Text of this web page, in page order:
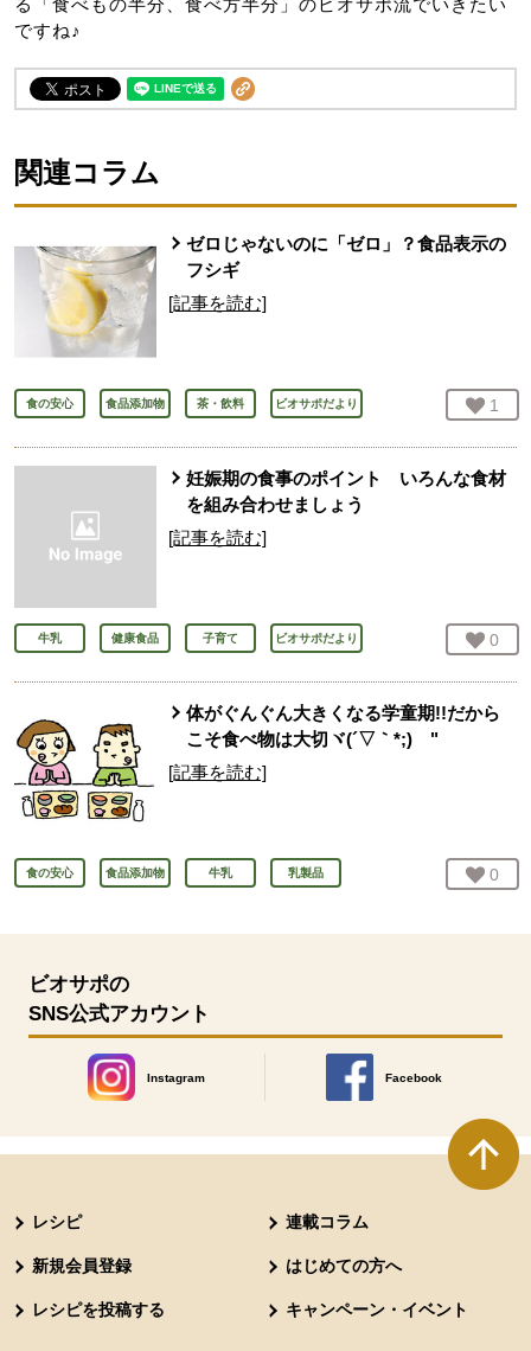
る「食べもの半分、食べ方半分」のビオサポ流でいきたい
ですね♪
関連コラム
ゼロじゃないのに「ゼロ」？食品表示の
フシギ
[記事を読む]
食の安心 食品添加物 茶・飲料 ビオサポだより お気
1
妊娠期の食事のポイント いろんな食材
を組み合わせましょう
[記事を読む]
牛乳 健康食品 子育て ビオサポだより お気
0
体がぐんぐん大きくなる学童期!!だから
こそ食べ物は大切ヾ(´▽｀*;)ゝ"
[記事を読む]
食の安心 食品添加物 牛乳 乳製品 お気
0
ビオサポの
SNS公式アカウント
Instagram
別のウィンドウで開きます。
Facebook
別のウィンドウで開きます
レシピ 連載コラム
新規会員登録 はじめての方へ
レシピを投稿する キャンペーン・イベント